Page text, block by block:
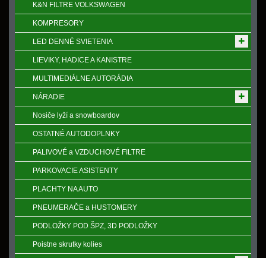
K&N FILTRE VOLKSWAGEN
KOMPRESORY
LED DENNÉ SVIETENIA
LIEVIKY, HADICE A KANISTRE
MULTIMEDIÁLNE AUTORÁDIA
NÁRADIE
Nosiče lyží a snowboardov
OSTATNÉ AUTODOPLNKY
PALIVOVÉ a VZDUCHOVÉ FILTRE
PARKOVACIE ASISTENTY
PLACHTY NA AUTO
PNEUMERAČE a HUSTOMERY
PODLOŽKY POD ŠPZ, 3D PODLOŽKY
Poistne skrutky kolies